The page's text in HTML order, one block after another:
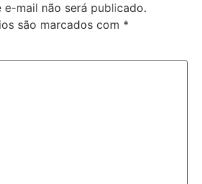
e-mail não será publicado.
são marcados com *